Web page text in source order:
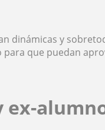
dinámicas y
que puedan